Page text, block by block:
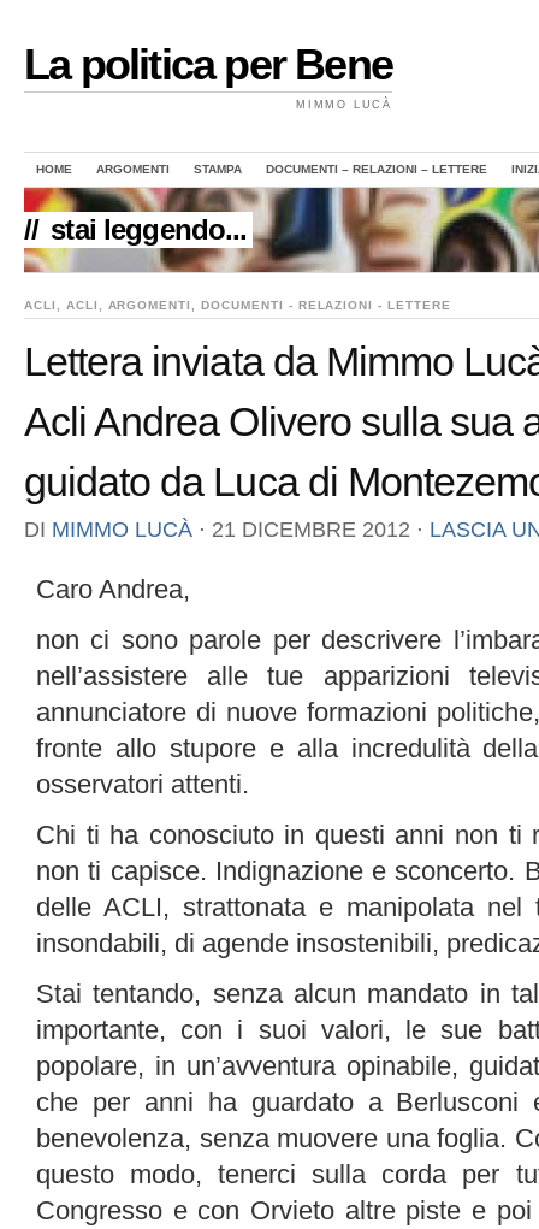
La politica per Bene
MIMMO LUCÀ
HOME ARGOMENTI STAMPA DOCUMENTI – RELAZIONI – LETTERE
// stai leggendo...
ACLI ACLI ARGOMENTI ,DOCUMENTI - RELAZIONI - LETTERE
Lettera inviata da Mimmo
Acli Andrea Olivero sulla sua
guidato da Luca di
DI MIMMO LUCÀ ⋅ 21 DICEMBRE 2012 ⋅ LASCIA
Caro Andrea,
non ci sono parole per descrivere
nell’assistere alle tue apparizioni
annunciatore di nuove formazioni
fronte allo stupore e alla incredulità
osservatori attenti.
Chi ti ha conosciuto in questi anni non ti
non ti capisce. Indignazione e sconcerto.
delle ACLI, strattonata e manipolata nel
insondabili, di agende insostenibili,
Stai tentando, senza alcun mandato in
importante, con i suoi valori, le sue
popolare, in un’avventura opinabile,
che per anni ha guardato a Berlusconi
benevolenza, senza muovere una foglia.
questo modo, tenerci sulla corda per
Congresso e con Orvieto altre piste e